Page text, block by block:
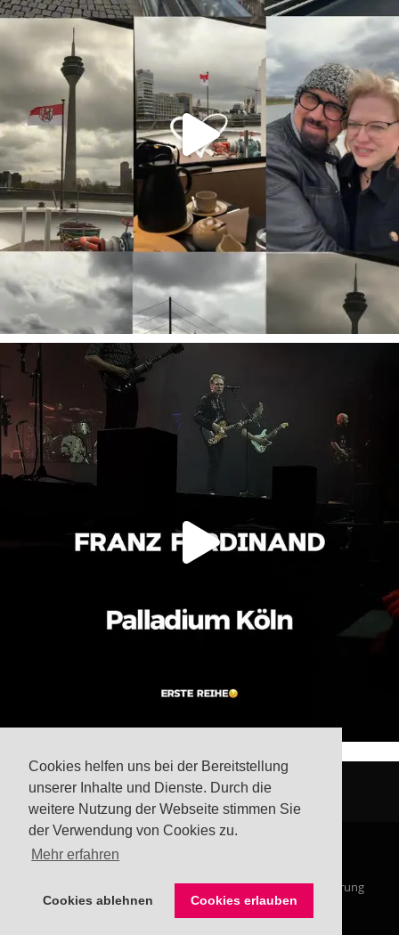
Cookies helfen uns bei der Bereitstellung
unserer Inhalte und Dienste. Durch die
weitere Nutzung der Webseite stimmen Sie
der Verwendung von Cookies zu.
Mehr erfahren
Cookies ablehnen Cookies erlauben
Impressum Datenschutzerklärung